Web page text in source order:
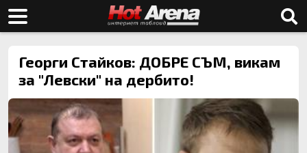
Георги Стайков: ДОБРЕ СЪМ, викам
за "Левски" на дербито!